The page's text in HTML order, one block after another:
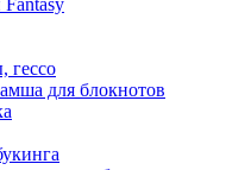
гессо
для блокнотов